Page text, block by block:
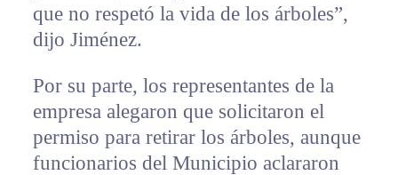
que no respetó la vida de los árboles”,
dijo Jiménez.
Por su parte, los representantes de la
empresa alegaron que solicitaron el
permiso para retirar los árboles, aunque
funcionarios del Municipio aclararon